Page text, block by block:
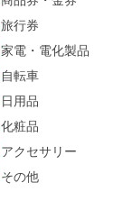
旅行券
家電・電化製品
自転車
日用品
化粧品
アクセサリー
その他